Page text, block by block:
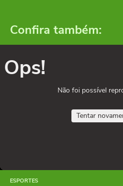
Confira também:
Ops!
Não foi possível
Tentar
ESPORTES